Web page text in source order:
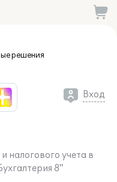
решения
Вход
налогового учета в
8"